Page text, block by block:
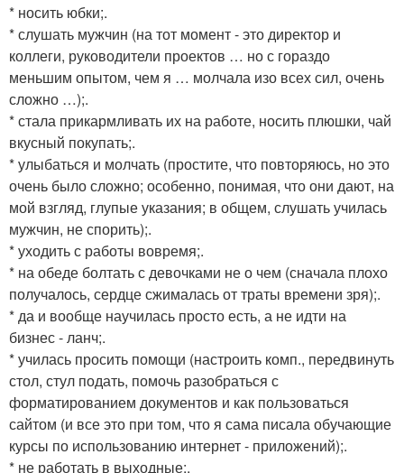
* носить юбки;.
* слушать мужчин (на тот момент - это директор и
коллеги, руководители проектов … но с гораздо
меньшим опытом, чем я … молчала изо всех сил, очень
сложно …);.
* стала прикармливать их на работе, носить плюшки, чай
вкусный покупать;.
* улыбаться и молчать (простите, что повторяюсь, но это
очень было сложно; особенно, понимая, что они дают, на
мой взгляд, глупые указания; в общем, слушать училась
мужчин, не спорить);.
* уходить с работы вовремя;.
* на обеде болтать с девочками не о чем (сначала плохо
получалось, сердце сжималась от траты времени зря);.
* да и вообще научилась просто есть, а не идти на
бизнес - ланч;.
* училась просить помощи (настроить комп., передвинуть
стол, стул подать, помочь разобраться с
форматированием документов и как пользоваться
сайтом (и все это при том, что я сама писала обучающие
курсы по использованию интернет - приложений);.
* не работать в выходные;.